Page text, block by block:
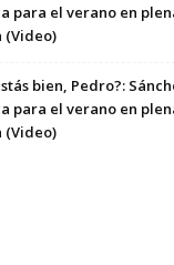
para el verano en
(Video)
bien, Pedro?:
para el verano en
(Video)